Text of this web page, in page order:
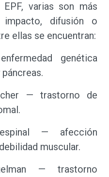
varias son más
difusión o
ellas se encuentran:
genética
— trastorno de
— afección
muscular.
— trastorno